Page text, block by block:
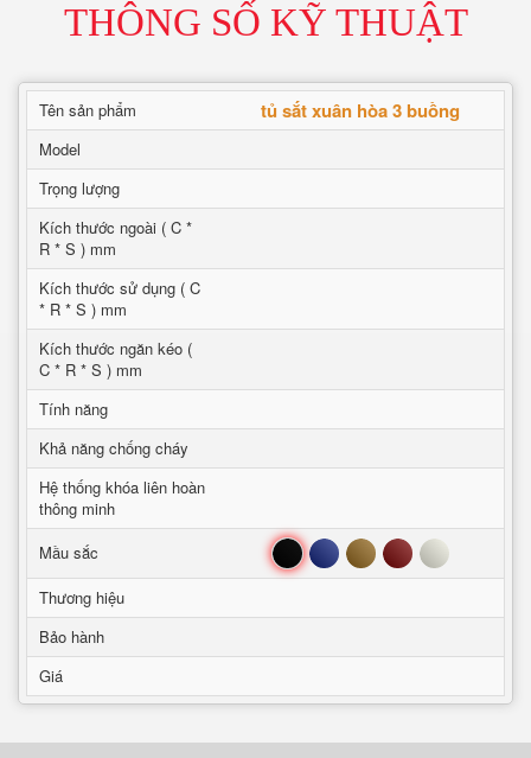
THÔNG SỐ KỸ THUẬT
Tên sản phẩm tủ sắt xuân hòa 3 buồng
Model
Trọng lượng
Kích thước ngoài ( C *
R * S ) mm
Kích thước sử dụng ( C
* R * S ) mm
Kích thước ngăn kéo (
C * R * S ) mm
Tính năng
Khả năng chống cháy
Hệ thống khóa liên hoàn
thông minh
Mầu sắc
Đen Xanh Nâu Đỏ Trắng
Thương hiệu
Bảo hành
Giá